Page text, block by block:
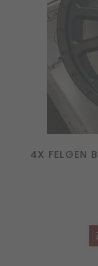
4X FELGEN